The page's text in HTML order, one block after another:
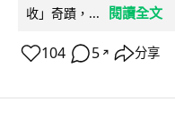
收」奇蹟，...
閱讀全文
104 5 ↗ 分享